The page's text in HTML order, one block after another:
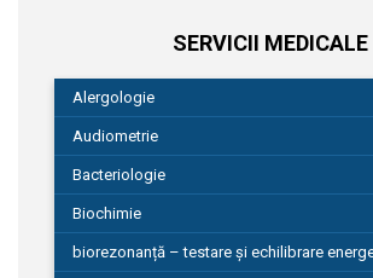
SERVICII MEDICALE
Alergologie
Audiometrie
Bacteriologie
Biochimie
biorezonanță – testare și echilibrare